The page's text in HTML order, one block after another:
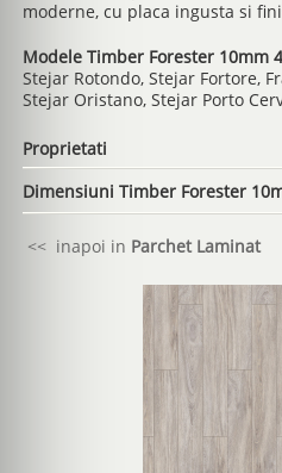
moderne, cu placa ingusta si
Modele Timber Forester 10mm
Stejar Rotondo, Stejar Fortore,
Stejar Oristano, Stejar Porto
Proprietati
Dimensiuni Timber Forester
<< inapoi in Parchet Laminat